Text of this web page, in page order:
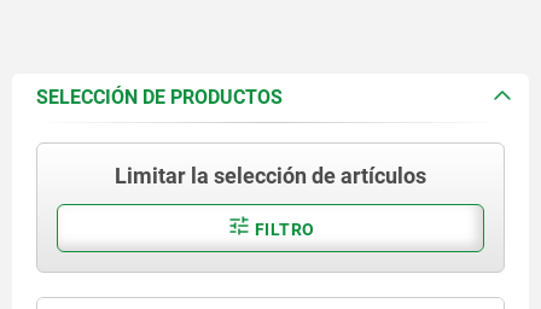
SELECCIÓN DE PRODUCTOS
Limitar la selección de artículos
FILTRO